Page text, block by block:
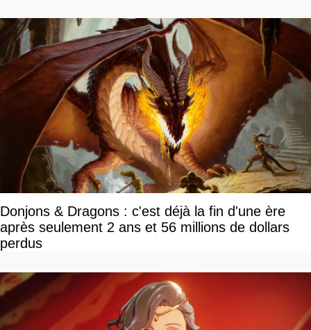
Donjons & Dragons : c'est déjà la fin d'une ère
après seulement 2 ans et 56 millions de dollars
perdus